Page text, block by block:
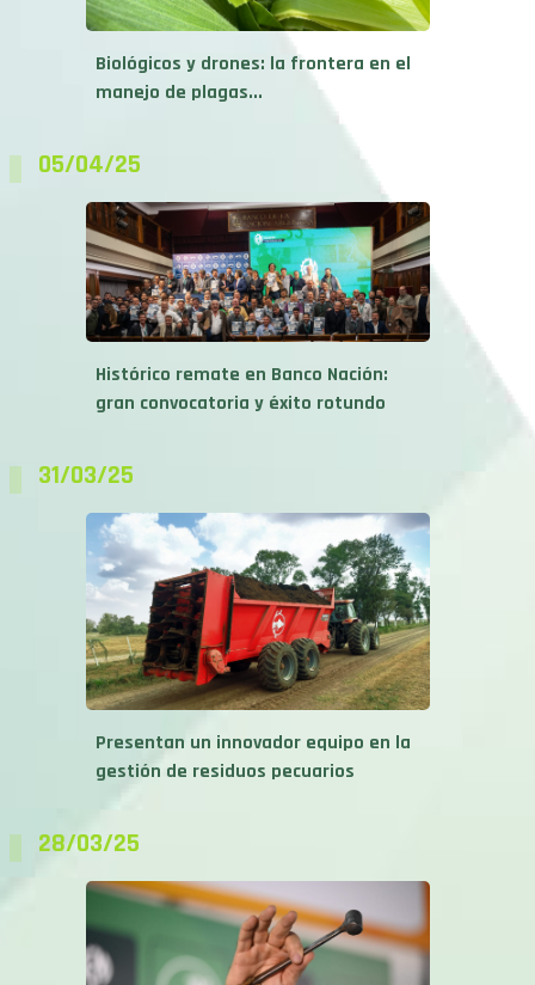
Biológicos y drones: la frontera en el
manejo de plagas...
05/04/25
Histórico remate en Banco Nación:
gran convocatoria y éxito rotundo
31/03/25
Presentan un innovador equipo en la
gestión de residuos pecuarios
28/03/25